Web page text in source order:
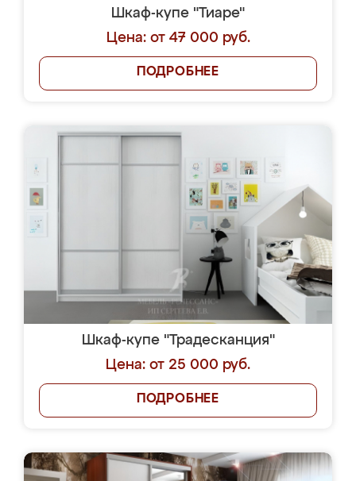
Шкаф-купе "Тиаре"
Цена: от 47 000 руб.
ПОДРОБНЕЕ
Шкаф-купе "Традесканция"
Цена: от 25 000 руб.
ПОДРОБНЕЕ